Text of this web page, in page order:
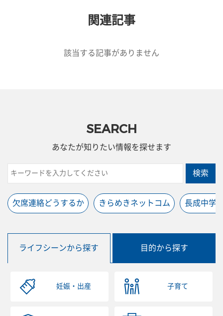
関連記事
該当する記事がありません
SEARCH
あなたが知りたい情報を探せます
検索
欠席連絡どうするか きらめきネットコム 長成中学
ライフシーンから探す 目的から探す
妊娠・出産 子育て